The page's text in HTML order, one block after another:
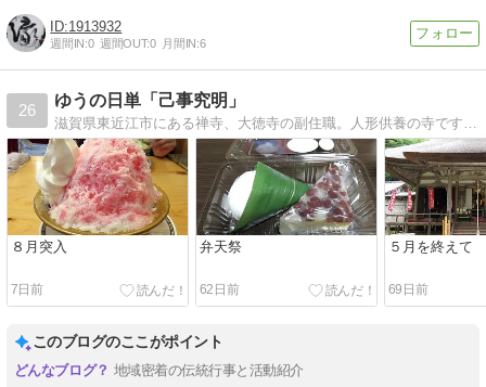
1913932
週間IN:0 週間OUT:0 月間IN:6
26
ゆうの日単「己事究明」
滋賀県東近江市にある禅寺、大徳寺の副住職。人形供養の寺です。宗派は臨済宗妙心寺派。日々の活動を更新。
８月突入
7日前
弁天祭
62日前
５月を終えて
69日前
このブログのここがポイント
地域密着の伝統行事と活動紹介